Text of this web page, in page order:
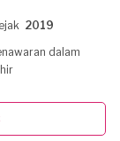
2019
dalam